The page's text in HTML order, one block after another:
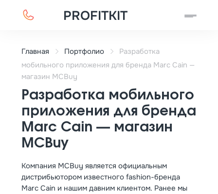
PROFITKIT
Главная Портфолио
Разработка
мобильного приложения для бренда Marc Cain —
магазин MCBuy
Разработка мобильного
приложения для бренда
Marc Cain — магазин
MCBuy
Компания MCBuy является официальным
дистрибьютором известного fashion-бренда
Marc Cain и нашим давним клиентом. Ранее мы